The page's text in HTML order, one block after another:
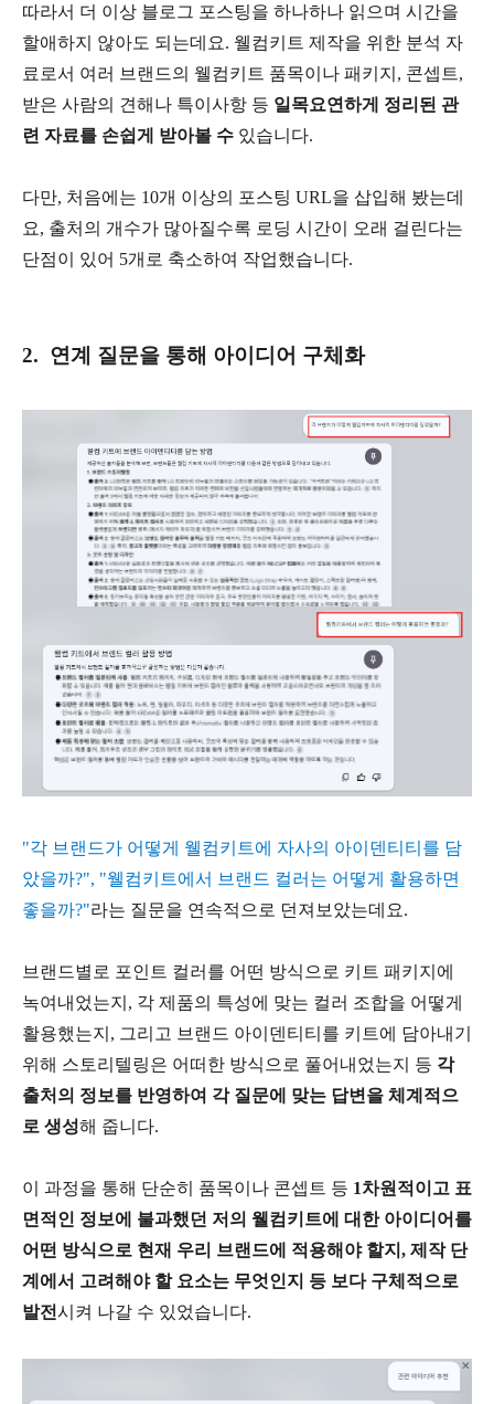
따라서 더 이상 블로그 포스팅을 하나하나 읽으며 시간을
할애하지 않아도 되는데요. 웰컴키트 제작을 위한 분석 자
료로서 여러 브랜드의 웰컴키트 품목이나 패키지, 콘셉트,
받은 사람의 견해나 특이사항 등 일목요연하게 정리된 관
련 자료를 손쉽게 받아볼 수 있습니다.
다만, 처음에는 10개 이상의 포스팅 URL을 삽입해 봤는데
요, 출처의 개수가 많아질수록 로딩 시간이 오래 걸린다는
단점이 있어 5개로 축소하여 작업했습니다.
2. 연계 질문을 통해 아이디어 구체화
"각 브랜드가 어떻게 웰컴키트에 자사의 아이덴티티를 담
았을까?", "웰컴키트에서 브랜드 컬러는 어떻게 활용하면
좋을까?"라는 질문을 연속적으로 던져보았는데요.
브랜드별로 포인트 컬러를 어떤 방식으로 키트 패키지에
녹여내었는지, 각 제품의 특성에 맞는 컬러 조합을 어떻게
활용했는지, 그리고 브랜드 아이덴티티를 키트에 담아내기
위해 스토리텔링은 어떠한 방식으로 풀어내었는지 등 각
출처의 정보를 반영하여 각 질문에 맞는 답변을 체계적으
로 생성해 줍니다.
이 과정을 통해 단순히 품목이나 콘셉트 등 1차원적이고 표
면적인 정보에 불과했던 저의 웰컴키트에 대한 아이디어를
어떤 방식으로 현재 우리 브랜드에 적용해야 할지, 제작 단
계에서 고려해야 할 요소는 무엇인지 등 보다 구체적으로
발전시켜 나갈 수 있었습니다.